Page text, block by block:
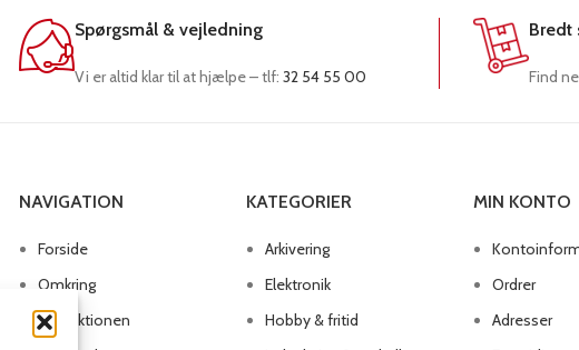
Spørgsmål & vejledning
Vi er altid klar til at hjælpe – tlf:32 54 55 00
Bredt
Find
NAVIGATION
Forside
Omkring
Produktionen
KATEGORIER
Arkivering
Elektronik
Hobby & fritid
MIN KONTO
Ordrer
Adresser